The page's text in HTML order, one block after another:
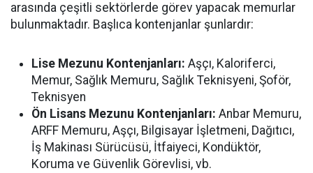
arasında çeşitli sektörlerde görev yapacak memurlar
bulunmaktadır. Başlıca kontenjanlar şunlardır:
Lise Mezunu Kontenjanları: Aşçı, Kaloriferci,
Memur, Sağlık Memuru, Sağlık Teknisyeni, Şoför,
Teknisyen
Ön Lisans Mezunu Kontenjanları: Anbar Memuru,
ARFF Memuru, Aşçı, Bilgisayar İşletmeni, Dağıtıcı,
İş Makinası Sürücüsü, İtfaiyeci, Kondüktör,
Koruma ve Güvenlik Görevlisi, vb.